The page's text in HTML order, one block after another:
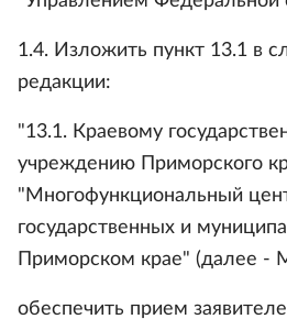
1.4. Изложить пункт 13.1 в
редакции:
"13.1. Краевому
учреждению Приморского
"Многофункциональный
государственных и
Приморском крае" (далее -
обеспечить прием